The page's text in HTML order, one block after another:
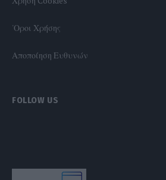
'Οροι Χρήσης
Αποποίηση Ευθυνών
FOLLOW US